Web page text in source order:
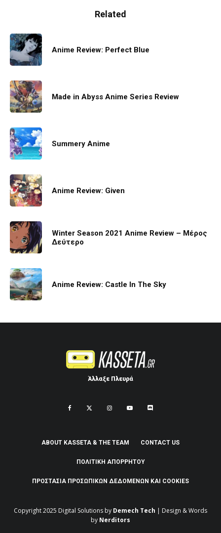
Related
Anime Review: Perfect Blue
Made in Abyss Anime Series Review
Summery Anime
Anime Review: Given
Winter Season 2021 Anime Review – Μέρος
Δεύτερο
Anime Review: Castle In The Sky
Άλλαξε Πλευρά
ABOUT KASSETA & THE TEAM CONTACT US
ΠΟΛΙΤΙΚΉ ΑΠΟΡΡΉΤΟΥ
ΠΡΟΣΤΑΣΊΑ ΠΡΟΣΩΠΙΚΏΝ ΔΕΔΟΜΈΝΩΝ ΚΑΙ COOKIES
Copyright 2025 Digital Solutions by Demech Tech | Design & Words
by Nerditors